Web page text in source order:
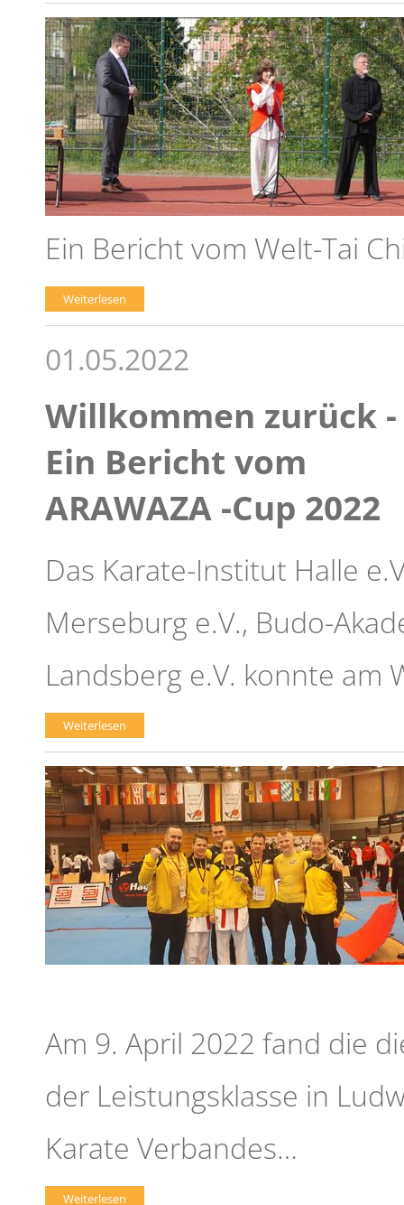
Ein Bericht vom Welt-Tai
Weiterlesen
01.05.2022
Willkommen zurück -
Ein Bericht vom
ARAWAZA -Cup 2022
Das Karate-Institut Halle
Merseburg e.V., Budo-
Landsberg e.V. konnte am
Weiterlesen
Am 9. April 2022 fand die
der Leistungsklasse in
Karate Verbandes…
Weiterlesen